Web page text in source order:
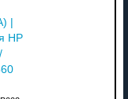
|
HP